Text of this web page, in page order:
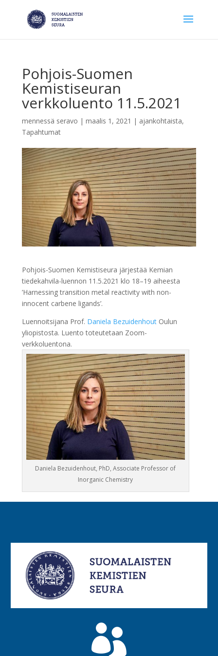
Pohjois-Suomen
Kemistiseuran
verkkoluento 11.5.2021
mennessä seravo | maalis 1, 2021 | ajankohtaista,
Tapahtumat
Pohjois-Suomen Kemistiseura järjestää Kemian
tiedekahvila-luennon 11.5.2021 klo 18–19 aiheesta
’Harnessing transition metal reactivity with non-
innocent carbene ligands’.
Luennoitsijana Prof. Daniela BezuidenhoutOulun
yliopistosta. Luento toteutetaan Zoom-
verkkoluentona.
Daniela Bezuidenhout, PhD, Associate Professor of
Inorganic Chemistry
